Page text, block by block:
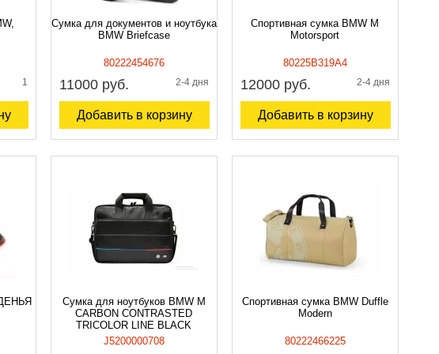
1
Сумка для документов и ноутбука
BMW Briefcase
80222454676
11000 руб. 2-4 дня
Добавить в корзину
Спортивная сумка BMW M
Motorsport
80225B319A4
12000 руб. 2-4 дня
Добавить в корзину
Сумка для ноутбуков BMW M
CARBON CONTRASTED
TRICOLOR LINE BLACK
J5200000708
Спортивная сумка BMW Duffle
Modern
80222466225